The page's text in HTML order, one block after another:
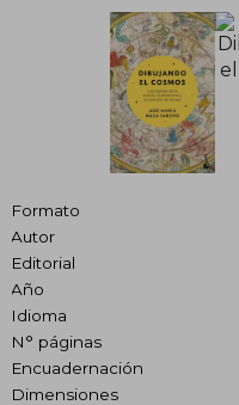
Formato
Autor
Editorial
Año
Idioma
N° páginas
Encuadernación
Dimensiones